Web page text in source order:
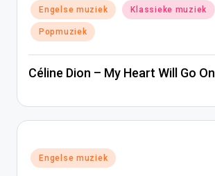
Geplaatst
in
Engelse muziek Klassieke muziek
Popmuziek
Céline Dion – My Heart Will Go On
Geplaatst
in
Engelse muziek